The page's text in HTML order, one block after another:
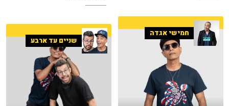
חמישי אגדה
שניים עד ארבע